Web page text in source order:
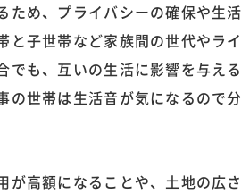
ため、プライバシーの確保や生活
と子世帯など家族間の世代やライ
でも、互いの生活に影響を与える
の世帯は生活音が気になるので分
が高額になることや、土地の広さ